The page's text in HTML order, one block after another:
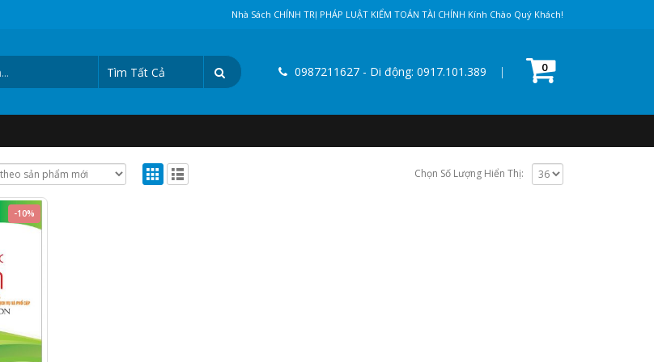
Nhà Sách CHÍNH TRỊ PHÁP LUẬT KIỂM TOÁN TÀI CHÍNH Kính Chào Quý Khách!
Tìm Tất Cả 0987211627 - Di động: 0917.101.389 | 0
Chọn Số Lượng Hiển Thị:
-10%